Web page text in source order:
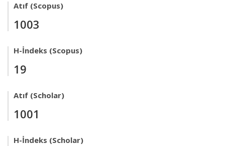
Atıf (Scopus)
1003
H-İndeks (Scopus)
19
Atıf (Scholar)
1001
H-İndeks (Scholar)